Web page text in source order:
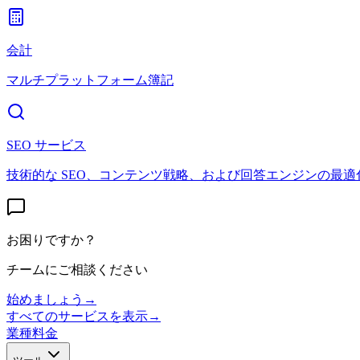
会計
マルチプラットフォーム簿記
SEO サービス
技術的な SEO、コンテンツ戦略、および回答エンジンの最適
お困りですか？
チームにご相談ください
始めましょう →
すべてのサービスを表示→
業種料金